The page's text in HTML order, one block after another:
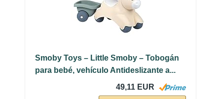
Smoby Toys – Little Smoby – Tobogán
para bebé, vehículo Antideslizante a...
49,11 EUR